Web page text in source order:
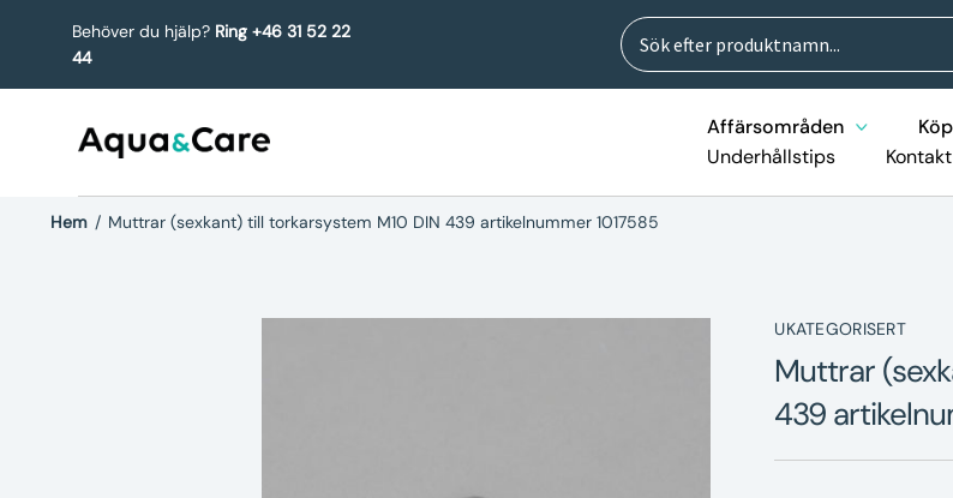
Behöver du hjälp? Ring +46 31 52 22
44
Sök
efter:
Sök
Affärsområden
Underhållstips
Kontakt
Hem / Muttrar (sexkant) till torkarsystem M10 DIN 439 artikelnummer 1017585
UKATEGORISERT
Muttrar
439